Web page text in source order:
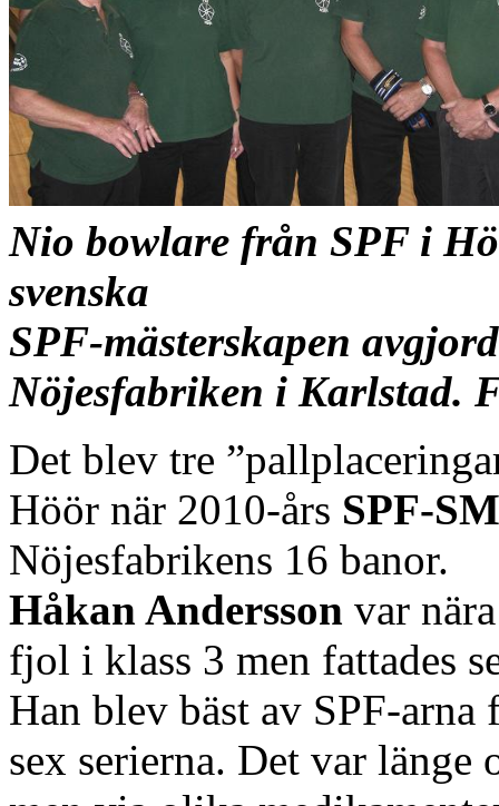
Nio bowlare från SPF i
svenska
SPF-mästerskapen
Nöjesfabriken i Karlstad.
Det blev tre
Höör när 2010-års SPF-SM
Nöjesfabrikens 16 banor.
Håkan Andersson var
fjol i klass 3 men fattades
Han blev bäst av SPF-
sex serierna. Det var länge